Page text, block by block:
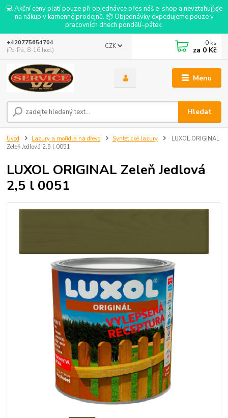
💻 Akční ceny platí pouze při objednávce přes náš e-shop a nevztahují se
na nákup v kamenné prodejně. 📦 Objednávky expedujeme pouze v
pracovních dnech pondělí–pátek.
Menu
CZK
Hledat
+420775654704
(Po-Pá, 8-16 hod.)
0 ks
za 0 Kč
Úvod Lazury a mořidla na dřevo Syntetické lazury
LUXOL ORIGINAL
Zeleň Jedlová 2,5 l 0051
LUXOL ORIGINAL Zeleň Jedlová
2,5 l 0051